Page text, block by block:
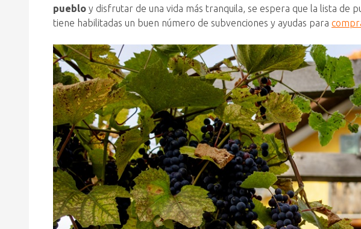
pueblo y disfrutar de una vida más tranquila, se espera que la lista de
tiene habilitadas un buen número de subvenciones y ayudas para